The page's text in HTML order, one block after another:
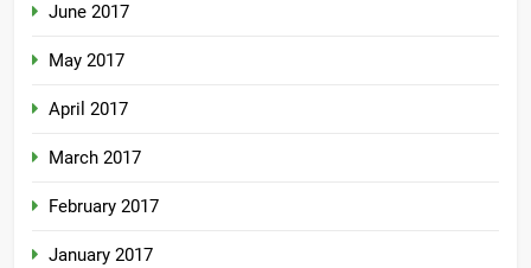
June 2017
May 2017
April 2017
March 2017
February 2017
January 2017